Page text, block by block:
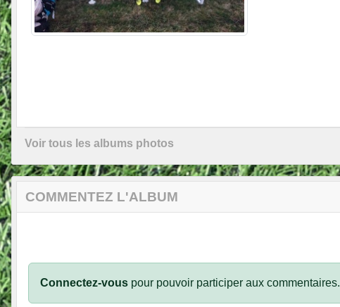
Voir tous les albums photos
COMMENTEZ L'ALBUM
Connectez-vous pour pouvoir participer aux commentaires.